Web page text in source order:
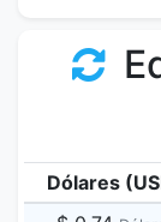
Dólares